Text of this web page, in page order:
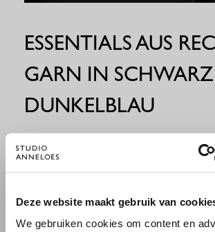
Deze website maakt gebruik van
We gebruiken cookies om content en
ESSENTIALS AUS
GARN IN
DUNKELBLAU
Unsere Studio Anneloes Essentials
und Dunkelblau wird jetzt aus Reisestoff mit
erhältlich, da wir keine Farbkonsistenz
Wir arbeiten intensiv daran, dies zukünftig
WILLKOMMEN BEI STUDIO